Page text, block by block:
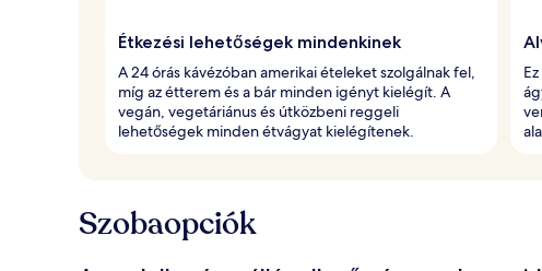
Étkezési lehetőségek mindenkinek
A 24 órás kávézóban amerikai ételeket szolgálnak fel,
míg az étterem és a bár minden igényt kielégít. A
vegán, vegetáriánus és útközbeni reggeli
lehetőségek minden étvágyat kielégítenek.
Szobaopciók